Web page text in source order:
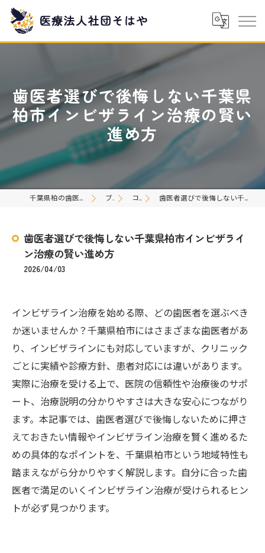
歯医者選びで後悔しない千葉県
柏市インビザライン治療の賢い
進め方
千葉県柏の歯医者なら医療法人社団そはや ブログ コラム 歯医者選びで後悔しない千葉県柏市インビザライン治療の賢い進め方
歯医者選びで後悔しない千葉県柏市インビザライ
ン治療の賢い進め方
2026/04/03
インビザライン治療を始める際、どの歯医者を選ぶべき
か迷いませんか？千葉県柏市にはさまざまな歯医者があ
り、インビザラインにも対応していますが、クリニック
ごとに実績や診療方針、患者対応には違いがあります。
実際に治療を受ける上で、医院の信頼性や治療後のサポ
ート、治療説明の分かりやすさは大きな安心につながり
ます。本記事では、歯医者選びで後悔しないために押さ
えておきたい情報やインビザライン治療を賢く進めるた
めの具体的なポイントを、千葉県柏市という地域特性も
踏まえながら分かりやすく解説します。自分に合った歯
医者で満足のいくインビザライン治療が受けられるヒン
トが必ず見つかります。